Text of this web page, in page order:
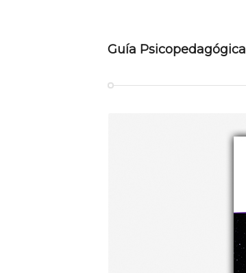
Guía Psicopedagógica